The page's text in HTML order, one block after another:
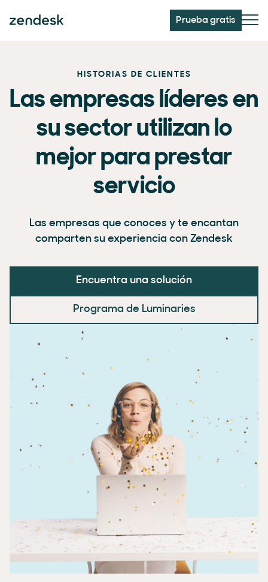
Prueba gratis
HISTORIAS DE CLIENTES
Las empresas líderes en
su sector utilizan lo
mejor para prestar
servicio
Las empresas que conoces y te encantan
comparten su experiencia con Zendesk
Encuentra una solución
Programa de Luminaries